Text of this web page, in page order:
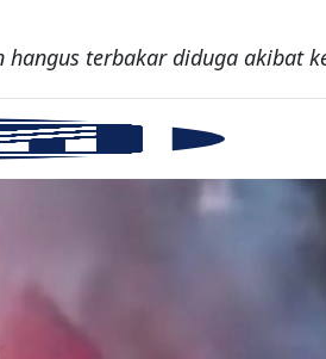
terbakar diduga akibat